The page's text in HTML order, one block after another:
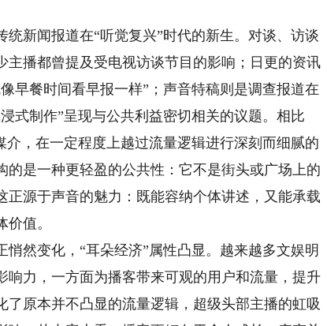
新闻报道在“听觉复兴”时代的新生。对谈、访谈
播都曾提及受电视访谈节目的影响；日更的资讯
早餐时间看早报一样”；声音特稿则是调查报道在
式制作”呈现与公共利益密切相关的议题。相比
，在一定程度上越过流量逻辑进行深刻而细腻的
是一种更轻盈的公共性：它不是街头或广场上的
源于声音的魅力：既能容纳个体讲述，又能承载
值。
然变化，“耳朵经济”属性凸显。越来越多文娱明
力，一方面为播客带来可观的用户和流量，提升
原本并不凸显的流量逻辑，超级头部主播的虹吸